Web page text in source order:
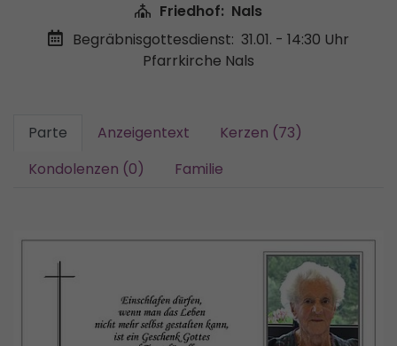
Friedhof: Nals
Begräbnisgottesdienst: 31.01. - 14:30 Uhr
Pfarrkirche Nals
Parte Anzeigentext
Kerzen (73)
Kondolenzen (0)
Familie